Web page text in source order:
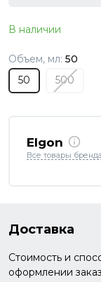
В наличии
Объем, мл: 50
50
500
Elgon
Все товары бренда
Доставка
Стоимость и
оформлении